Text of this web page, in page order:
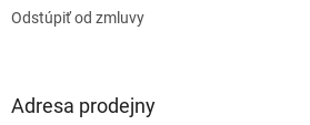
Odstúpiť od zmluvy
Adresa prodejny